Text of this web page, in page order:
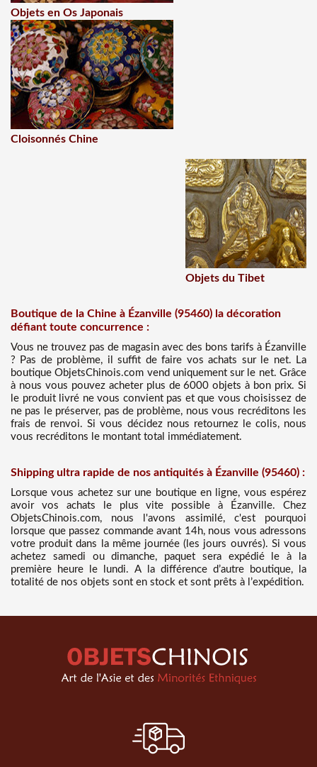
Objets en Os Japonais
Cloisonnés Chine
Objets du Tibet
Boutique de la Chine à Ézanville (95460) la décoration
défiant toute concurrence :
Vous ne trouvez pas de magasin avec des bons tarifs à Ézanville
? Pas de problème, il suffit de faire vos achats sur le net. La
boutique ObjetsChinois.com vend uniquement sur le net. Grâce
à nous vous pouvez acheter plus de 6000 objets à bon prix. Si
le produit livré ne vous convient pas et que vous choisissez de
ne pas le préserver, pas de problème, nous vous recréditons les
frais de renvoi. Si vous décidez nous retournez le colis, nous
vous recréditons le montant total immédiatement.
Shipping ultra rapide de nos antiquités à Ézanville (95460) :
Lorsque vous achetez sur une boutique en ligne, vous espérez
avoir vos achats le plus vite possible à Ézanville. Chez
ObjetsChinois.com, nous l'avons assimilé, c'est pourquoi
lorsque que passez commande avant 14h, nous vous adressons
votre produit dans la même journée (les jours ouvrés). Si vous
achetez samedi ou dimanche, paquet sera expédié le à la
première heure le lundi. A la différence d’autre boutique, la
totalité de nos objets sont en stock et sont prêts à l’expédition.